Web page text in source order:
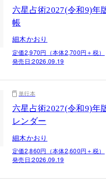
六星占術2027(令和9)年
帳
細木かおり
定価2,970円（本体2,700円＋税）
発売日:2026.09.19
単行本
六星占術2027(令和9)年
レンダー
細木かおり
定価2,860円（本体2,600円＋税）
発売日:2026.09.19